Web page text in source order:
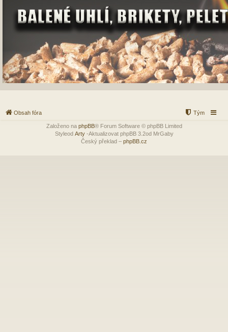
Obsah fóra Tým
Založeno na phpBB® Forum Software © phpBB Limited
Styleod Arty-Aktualizovat phpBB 3.2od MrGaby
Český překlad – phpBB.cz